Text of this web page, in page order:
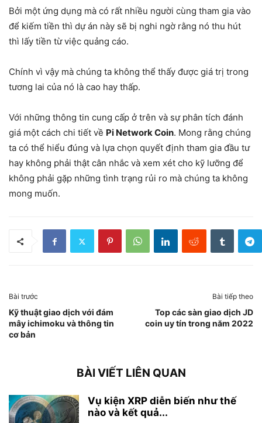
Bởi một ứng dụng mà có rất nhiều người cùng tham gia vào
để kiếm tiền thì dự án này sẽ bị nghi ngờ rằng nó thu hút
thì lấy tiền từ việc quảng cáo.
Chính vì vậy mà chúng ta không thể thấy được giá trị trong
tương lai của nó là cao hay thấp.
Với những thông tin cung cấp ở trên và sự phân tích đánh
giá một cách chi tiết về Pi Network Coin. Mong rằng chúng
ta có thể hiểu đúng và lựa chọn quyết định tham gia đầu tư
hay không phải thật cân nhắc và xem xét cho kỹ lưỡng để
không phải gặp những tình trạng rủi ro mà chúng ta không
mong muốn.
Bài trước
Kỹ thuật giao dịch với đám
mây ichimoku và thông tin
cơ bản
Bài tiếp theo
Top các sàn giao dịch JD
coin uy tín trong năm 2022
BÀI VIẾT LIÊN QUAN
Vụ kiện XRP diễn biến như thế
nào và kết quả...